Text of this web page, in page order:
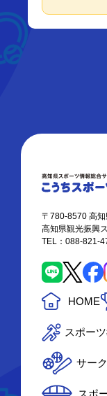
〒780-8570 高
高知県観光振興
TEL：088-821-
HOME
スポー
サー
スポ